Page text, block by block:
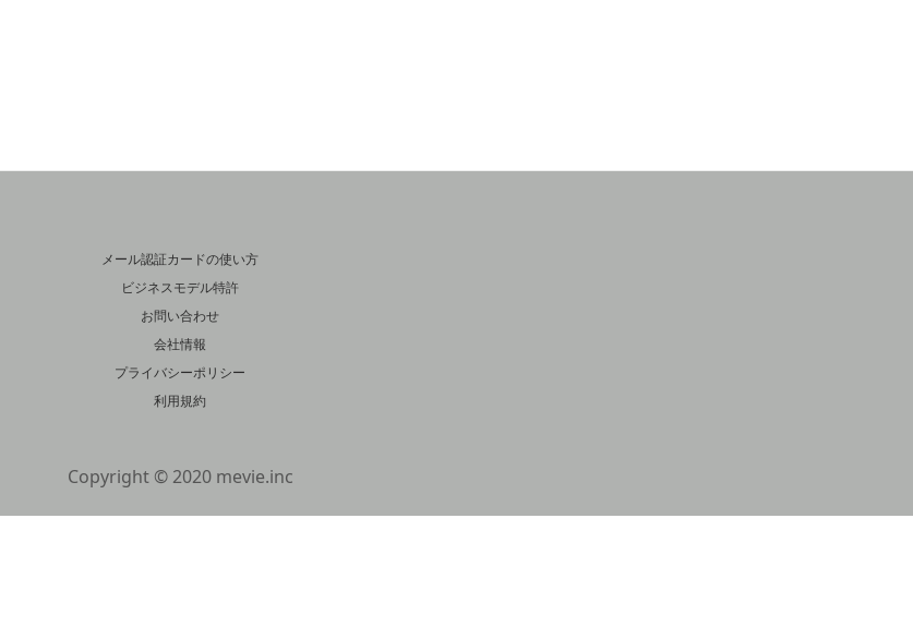
メール認証カードの使い方
ビジネスモデル特許
お問い合わせ
会社情報
プライバシーポリシー
利用規約
Copyright © 2020 mevie.inc